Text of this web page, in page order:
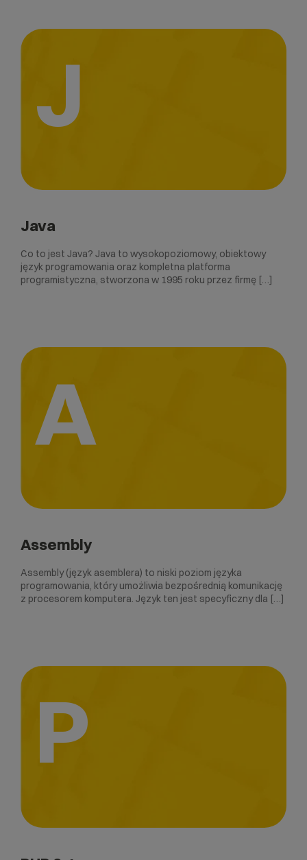
J
Java
Co to jest Java? Java to wysokopoziomowy, obiektowy
język programowania oraz kompletna platforma
programistyczna, stworzona w 1995 roku przez firmę […]
A
Assembly
Assembly (język asemblera) to niski poziom języka
programowania, który umożliwia bezpośrednią komunikację
z procesorem komputera. Język ten jest specyficzny dla […]
P